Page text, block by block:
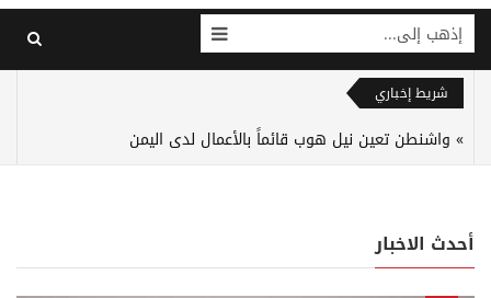
إذهب إلى...
شريط إخباري
واشنطن تعين نيل هوب قائماً بالأعمال لدى اليمن
أحدث الاخبار